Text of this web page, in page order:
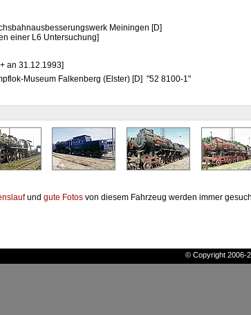
Meiningen [D]
einer L6 Untersuchung]
an 31.12.1993]
Museum Falkenberg (Elster) [D] "52 8100-1"
und gute Fotos von diesem Fahrzeug werden immer
© Copyright 2006-